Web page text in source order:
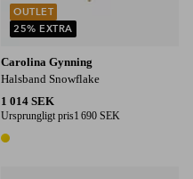
Carolina Gynning
Halsband Snowflake
1 014 SEK
Ursprungligt pris1 690 SEK
1 färg
OUTLET
25% EXTRA